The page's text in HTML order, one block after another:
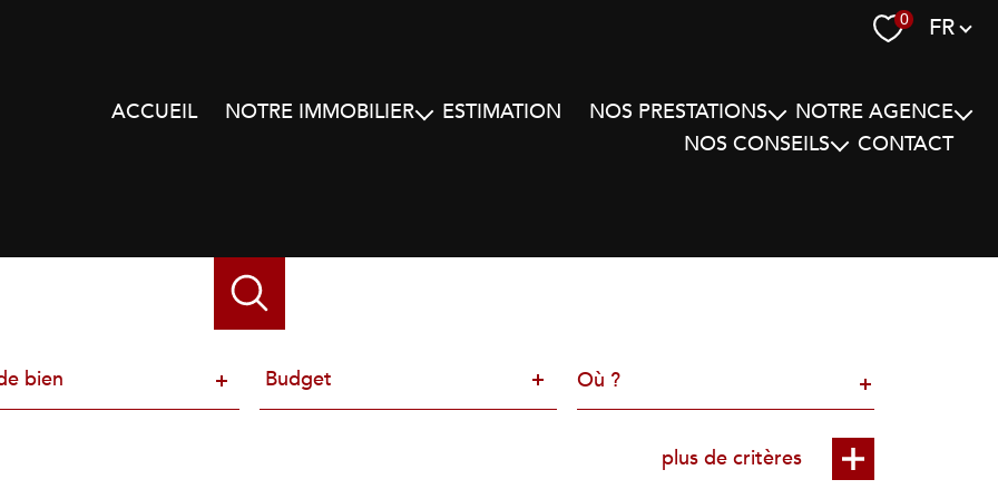
0 Langue
FR
ACCUEIL NOTRE IMMOBILIER ESTIMATION NOS PRESTATIONS NOTRE AGENCE
NOS CONSEILS CONTACT
bien Budget
plus de critères